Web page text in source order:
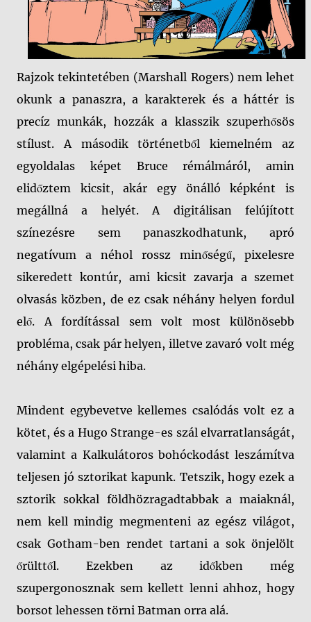
Rajzok tekintetében (Marshall Rogers) nem lehet
okunk a panaszra, a karakterek és a háttér is
precíz munkák, hozzák a klasszik szuperhősös
stílust. A második történetből kiemelném az
egyoldalas képet Bruce rémálmáról, amin
elidőztem kicsit, akár egy önálló képként is
megállná a helyét. A digitálisan felújított
színezésre sem panaszkodhatunk, apró
negatívum a néhol rossz minőségű, pixelesre
sikeredett kontúr, ami kicsit zavarja a szemet
olvasás közben, de ez csak néhány helyen fordul
elő. A fordítással sem volt most különösebb
probléma, csak pár helyen, illetve zavaró volt még
néhány elgépelési hiba.
Mindent egybevetve kellemes csalódás volt ez a
kötet, és a Hugo Strange-es szál elvarratlanságát,
valamint a Kalkulátoros bohóckodást leszámítva
teljesen jó sztorikat kapunk. Tetszik, hogy ezek a
sztorik sokkal földhözragadtabbak a maiaknál,
nem kell mindig megmenteni az egész világot,
csak Gotham-ben rendet tartani a sok önjelölt
őrülttől. Ezekben az időkben még
szupergonosznak sem kellett lenni ahhoz, hogy
borsot lehessen törni Batman orra alá.